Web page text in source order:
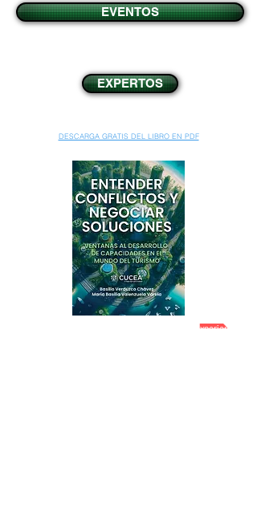
EVENTOS
EXPERTOS
DESCARGA GRATIS DEL LIBRO EN PDF
2026 (Acta sociológica) Redes de confianza y experiencias